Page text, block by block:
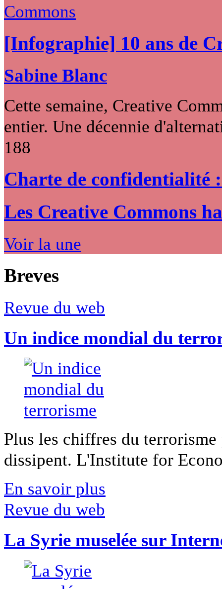
[Infographie] 10 ans de
Sabine Blanc
Cette semaine, Creative
entier. Une décennie
188
Charte de confidentialité
Les Creative Commons
Voir la une
Breves
Revue du web
Un indice mondial du
Plus les chiffres du
dissipent. L'Institute for
En savoir plus
Revue du web
La Syrie muselée sur